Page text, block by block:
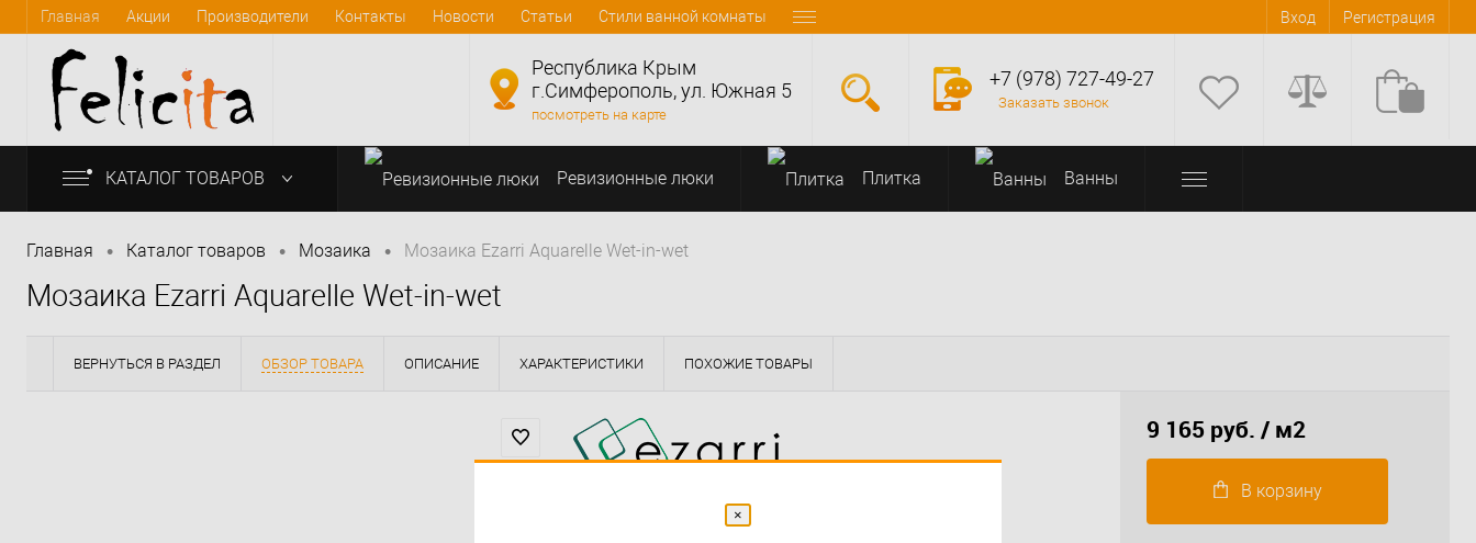
Главная Акции Производители Контакты Новости Статьи Стили ванной комнаты Вход Регистрация
info@felicita-crimea.ru
Республика Крым
г.Симферополь, ул. Южная 5
посмотреть на карте
+7 (978) 727-49-27
Заказать звонок
КАТАЛОГ ТОВАРОВ Ревизионные люки Плитка Bанны
Главная • Каталог товаров • Мозаика • Мозаика Ezarri Aquarelle Wet-in-wet
Мозаика Ezarri Aquarelle Wet-in-wet
ВЕРНУТЬСЯ В РАЗДЕЛ ОБЗОР ТОВАРА ОПИСАНИЕ ХАРАКТЕРИСТИКИ ПОХОЖИЕ ТОВАРЫ
9 165 руб. / м2
В корзину
×